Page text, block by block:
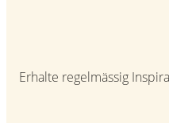
Erhalte regelmässig